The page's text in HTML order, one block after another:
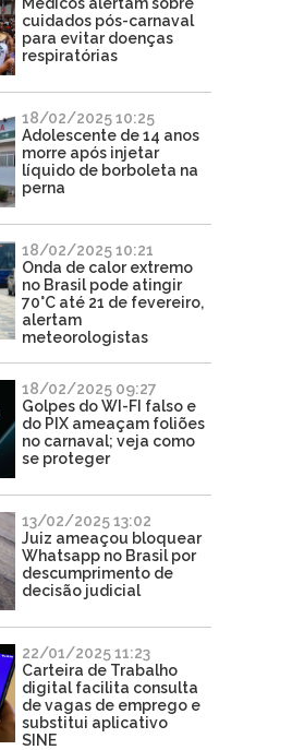
cuidados pós-carnaval
para evitar doenças
respiratórias
18/02/2025 10:25
Adolescente de 14 anos
morre após injetar
líquido de borboleta na
perna
18/02/2025 10:21
Onda de calor extremo
no Brasil pode atingir
70°C até 21 de fevereiro,
alertam
meteorologistas
18/02/2025 09:27
Golpes do WI-FI falso e
do PIX ameaçam foliões
no carnaval; veja como
se proteger
13/02/2025 13:02
Juiz ameaçou bloquear
Whatsapp no Brasil por
descumprimento de
decisão judicial
22/01/2025 11:23
Carteira de Trabalho
digital facilita consulta
de vagas de emprego e
substitui aplicativo
SINE